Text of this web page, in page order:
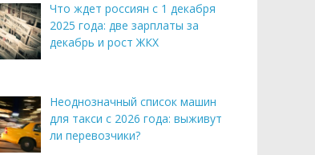
Что ждет россиян с 1 декабря
2025 года: две зарплаты за
декабрь и рост ЖКХ
Неоднозначный список машин
для такси с 2026 года: выживут
ли перевозчики?